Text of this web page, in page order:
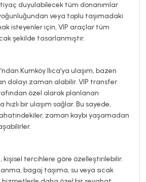
duyulabilecek tüm donanımlar
veya toplu taşımadaki
isteyenler için, VIP araçlar tüm
şekilde tasarlanmıştır.
Kumköy Ilıca’ya ulaşım, bazen
dolayı zaman alabilir. VIP transfer
özel olarak planlanan
bir ulaşım sağlar. Bu sayede,
zaman kaybı yaşamadan
kişisel tercihlere göre özelleştirilebilir.
bagaj taşıma, su veya sıcak